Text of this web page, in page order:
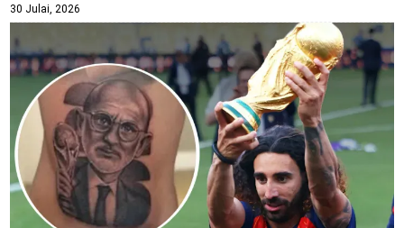
30 Julai, 2026